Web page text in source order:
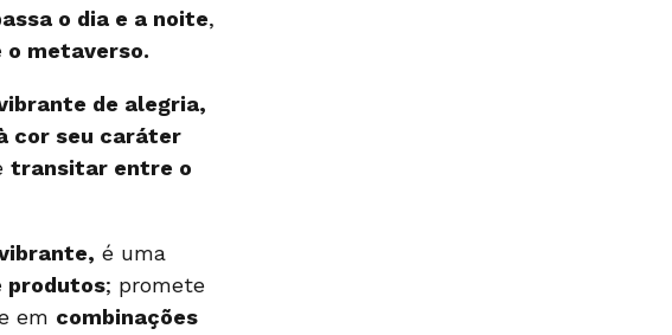
o dia e a noite,
o metaverso.
de alegria,
cor seu caráter
transitar entre o
é uma
produtos; promete
em combinações